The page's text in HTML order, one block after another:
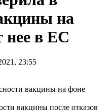
на
нее в ЕС
23:55
вакцины после отказов